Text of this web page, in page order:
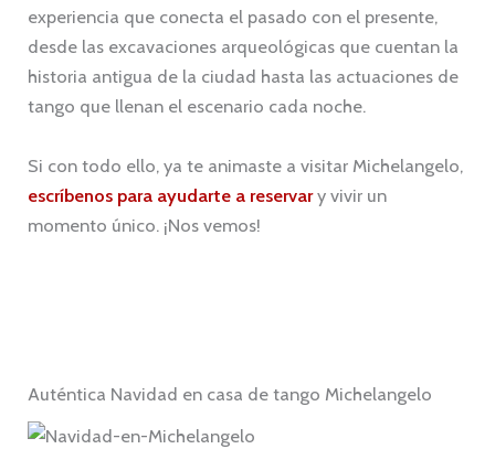
experiencia que conecta el pasado con el presente,
desde las excavaciones arqueológicas que cuentan la
historia antigua de la ciudad hasta las actuaciones de
tango que llenan el escenario cada noche.
Si con todo ello, ya te animaste a visitar Michelangelo,
escríbenos para ayudarte a reservary vivir un
momento único. ¡Nos vemos!
Auténtica Navidad en casa de tango Michelangelo